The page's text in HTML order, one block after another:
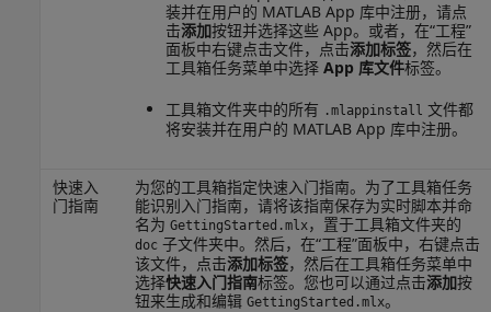
装并在用户的 MATLAB App 库中注册，请点
击添加按钮并选择这些 App。或者，在“工程”
面板中右键点击文件，点击添加标签，然后在
工具箱任务菜单中选择 App 库文件标签。
工具箱文件夹中的所有 .mlappinstall 文件都
将安装并在用户的 MATLAB App 库中注册。
快速入
门指南
为您的工具箱指定快速入门指南。为了工具箱任务
能识别入门指南，请将该指南保存为实时脚本并命
名为 GettingStarted.mlx ，置于工具箱文件夹的
doc 子文件夹中。然后，在“工程”面板中，右键点击
该文件，点击添加标签，然后在工具箱任务菜单中
选择快速入门指南标签。您也可以通过点击添加按
钮来生成和编辑 GettingStarted.mlx。